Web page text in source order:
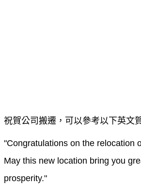
祝賀公司搬遷，可以參考以下英文
"Congratulations on the relocation
May this new location bring you
prosperity."